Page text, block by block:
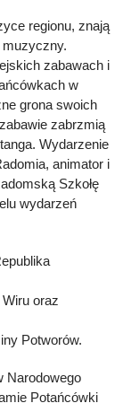
regionu, znają
muzyczny.
zabawach i
w
grona swoich
zabrzmią
Wydarzenie
animator i
Szkołę
wydarzeń
oraz
Potworów.
Narodowego
Potańcówki